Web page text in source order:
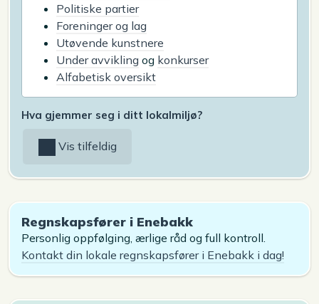
Politiske partier
Foreninger og lag
Utøvende kunstnere
Under avvikling og konkurser
Alfabetisk oversikt
Hva gjemmer seg i ditt lokalmiljø?
Vis tilfeldig
Regnskapsfører i Enebakk
Personlig oppfølging, ærlige råd og full kontroll.
Kontakt din lokale regnskapsfører i Enebakk i dag!